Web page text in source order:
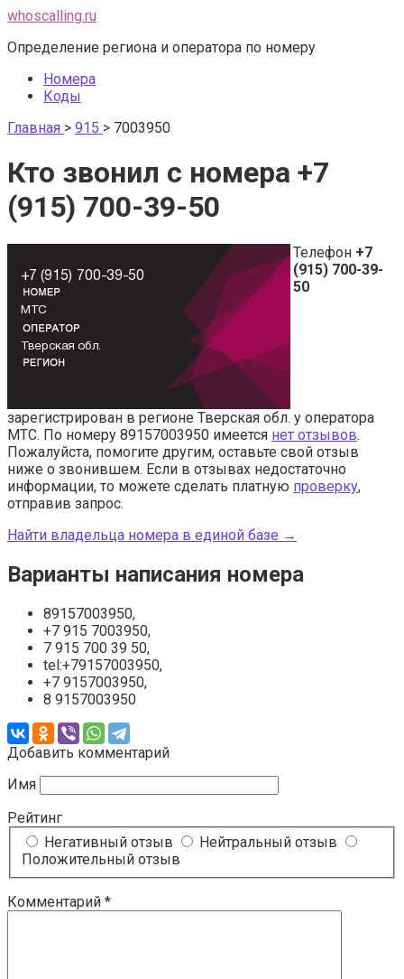
Перейти
контенту
whoscalling.ru
Определение региона и оператора по номеру
Номера
Коды
Главная > 915 > 7003950
Кто звонил с номера +7
(915) 700-39-50
Телефон +7
(915) 700-39-
50
зарегистрирован в регионе Тверская обл. у оператора
МТС. По номеру 89157003950 имеется нет отзывов.
Пожалуйста, помогите другим, оставьте свой отзыв
ниже о звонившем. Если в отзывах недостаточно
информации, то можете сделать платную проверку,
отправив запрос.
Найти владельца номера в единой базе →
Варианты написания номера
89157003950,
+7 915 7003950,
7 915 700 39 50,
tel:+79157003950,
+7 9157003950,
8 9157003950
Добавить комментарий
Имя
Рейтинг
Негативный отзыв
Нейтральный отзыв
Положительный отзыв
Комментарий *